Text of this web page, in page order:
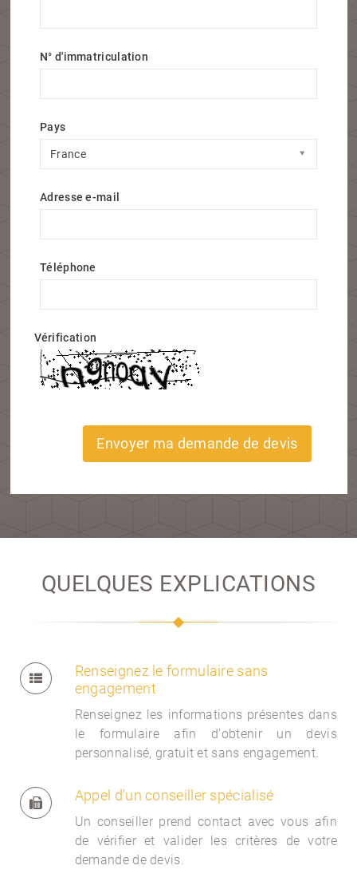
N° d'immatriculation
Pays
France
Pays
Adresse e-mail
Téléphone
Vérification
Envoyer ma demande de devis
QUELQUES EXPLICATIONS
Renseignez le formulaire sans
engagement
Renseignez les informations présentes dans
le formulaire afin d'obtenir un devis
personnalisé, gratuit et sans engagement.
Appel d'un conseiller spécialisé
Un conseiller prend contact avec vous afin
de vérifier et valider les critères de votre
demande de devis.